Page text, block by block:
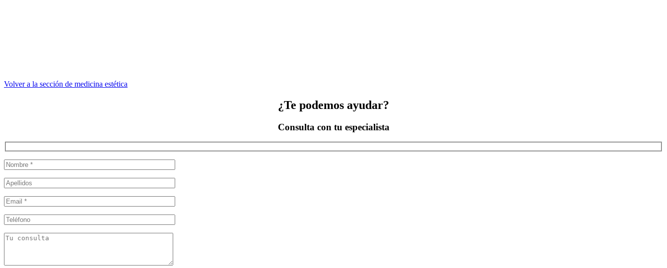
Volver a la sección de medicina estética
¿Te podemos ayudar?
Consulta con tu especialista